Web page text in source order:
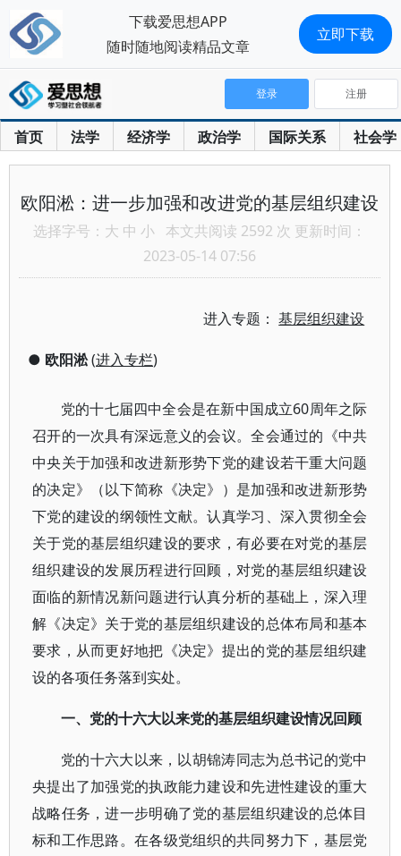
首页 法学 经济学 政治学 国际关系 社会学
登录 注册
欧阳淞：进一步加强和改进党的基层组织建设
选择字号： 大 中 小 本文共阅读 2592 次 更新时间：
2023-05-14 07:56
进入专题：基层组织建设
● 欧阳淞(进入专栏)
党的十七届四中全会是在新中国成立60周年之际
召开的一次具有深远意义的会议。全会通过的《中共
中央关于加强和改进新形势下党的建设若干重大问题
的决定》（以下简称《决定》）是加强和改进新形势
下党的建设的纲领性文献。认真学习、深入贯彻全会
关于党的基层组织建设的要求，有必要在对党的基层
组织建设的发展历程进行回顾，对党的基层组织建设
面临的新情况新问题进行认真分析的基础上，深入理
解《决定》关于党的基层组织建设的总体布局和基本
要求，从而更好地把《决定》提出的党的基层组织建
设的各项任务落到实处。
一、党的十六大以来党的基层组织建设情况回顾
党的十六大以来，以胡锦涛同志为总书记的党中
央提出了加强党的执政能力建设和先进性建设的重大
战略任务，进一步明确了党的基层组织建设的总体目
标和工作思路。在各级党组织的共同努力下，基层党
下载爱思想APP
随时随地阅读精品文章
立即下载